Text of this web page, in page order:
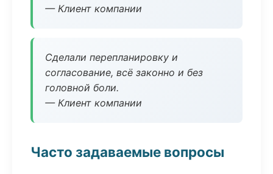
— Клиент компании
Сделали перепланировку и
согласование, всё законно и без
головной боли.
— Клиент компании
Часто задаваемые вопросы